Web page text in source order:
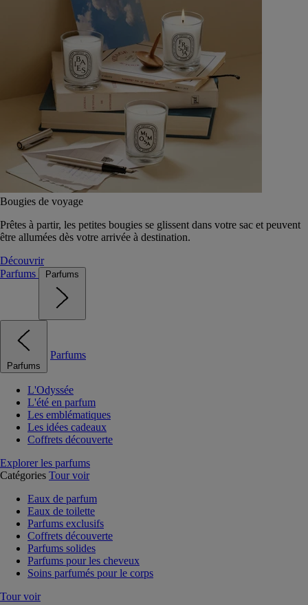
Bougies de voyage
Prêtes à partir, les petites bougies se glissent dans votre sac et peuvent
être allumées dès votre arrivée à destination.
Découvrir
Parfums
Parfums
Parfums
Parfums
L'Odyssée
L'été en parfum
Les emblématiques
Les idées cadeaux
Coffrets découverte
Explorer les parfums
Catégories Tour voir
Eaux de parfum
Eaux de toilette
Parfums exclusifs
Coffrets découverte
Parfums solides
Parfums pour les cheveux
Soins parfumés pour le corps
Tour voir